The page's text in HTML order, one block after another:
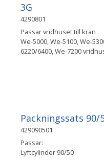
3G
4290801
Passar vridhuset till kran
We-5000, We-5100, We-
6220/6400, We-7200
Packningssats 90/
429090501
Passar:
Lyftcylinder 90/50